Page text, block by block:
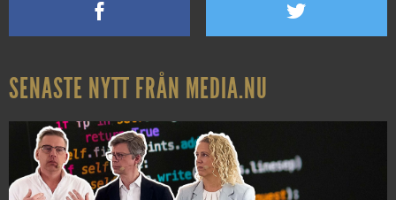
SENASTE NYTT FRÅN MEDIA.NU